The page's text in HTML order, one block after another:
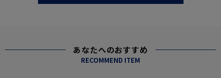
あなたへのおすすめ
RECOMMEND ITEM